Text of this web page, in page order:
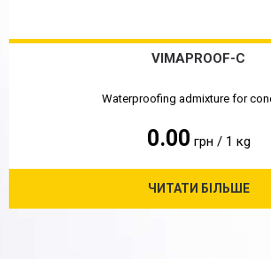
VIMAPROOF-C
Waterproofing admixture for
0.00 грн / 1 кg
ЧИТАТИ БІЛЬШЕ